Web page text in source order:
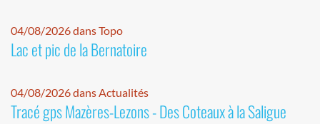
04/08/2026 dans Topo
Lac et pic de la Bernatoire
04/08/2026 dans Actualités
Tracé gps Mazères-Lezons - Des Coteaux à la Saligue